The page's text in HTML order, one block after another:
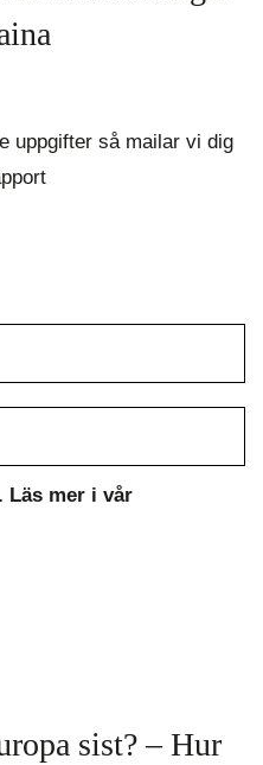
uppgifter så mailar vi dig
Läs mer i vår
sist? – Hur